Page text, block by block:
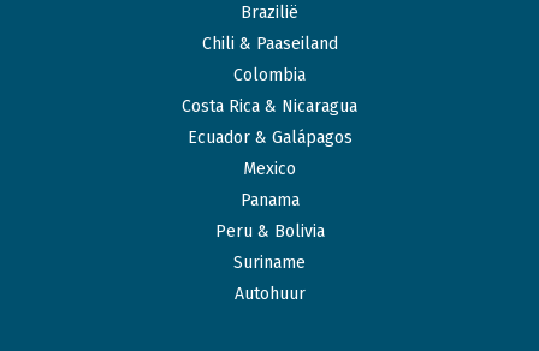
Brazilië
Chili & Paaseiland
Colombia
Costa Rica & Nicaragua
Ecuador & Galápagos
Mexico
Panama
Peru & Bolivia
Suriname
Autohuur